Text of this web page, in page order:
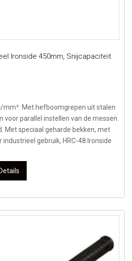
Ironside 450mm, Snijcapaciteit
mm². Met hefboomgrepen uit stalen
voor parallel instellen van de messen.
Met speciaal geharde bekken, met
gebruik, HRC-48.Ironside
Details